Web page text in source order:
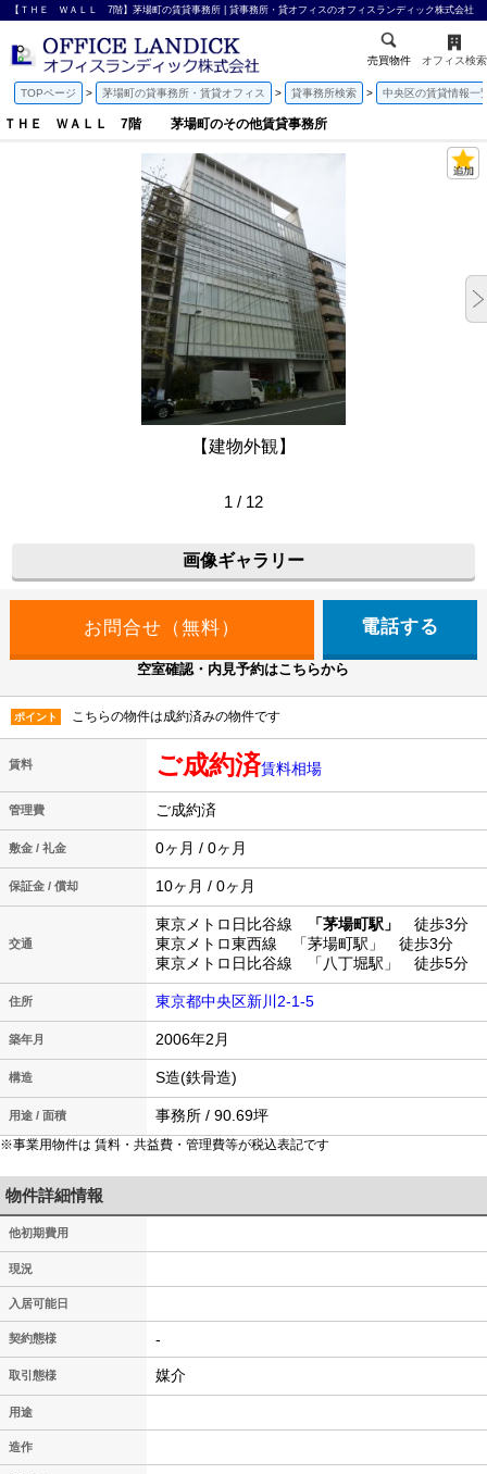
【ＴＨＥ ＷＡＬＬ 7階】茅場町の賃貸事務所 | 貸事務所・貸オフィスのオフィスランディック株式会社
売買物件 オフィス検索
TOPページ 茅場町の貸事務所・賃貸オフィス 貸事務所検索 中央区の賃貸情報一
ＴＨＥ ＷＡＬＬ 7階 茅場町のその他賃貸事務所
【建物外観】
1 / 12
画像ギャラリー
電話する
空室確認・内見予約はこちらから
ポイント こちらの物件は成約済みの物件です
賃料 ご成約済賃料相場
管理費 ご成約済
敷金 / 礼金 0ヶ月 / 0ヶ月
保証金 / 償却 10ヶ月 / 0ヶ月
交通
東京メトロ日比谷線 「茅場町駅」
徒歩3分
東京メトロ東西線 「茅場町駅」 徒歩3分
東京メトロ日比谷線 「八丁堀駅」 徒歩5分
住所 東京都中央区新川2-1-5
築年月 2006年2月
構造 S造(鉄骨造)
用途 / 面積 事務所 / 90.69坪
※事業用物件は 賃料・共益費・管理費等が税込表記です
物件詳細情報
他初期費用
現況
入居可能日
契約態様 -
取引態様 媒介
用途
造作